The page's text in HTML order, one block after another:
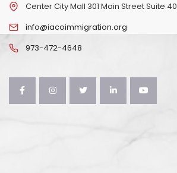
Center City Mall 301 Main Street Suite
info@iacoimmigration.org
973-472-4648